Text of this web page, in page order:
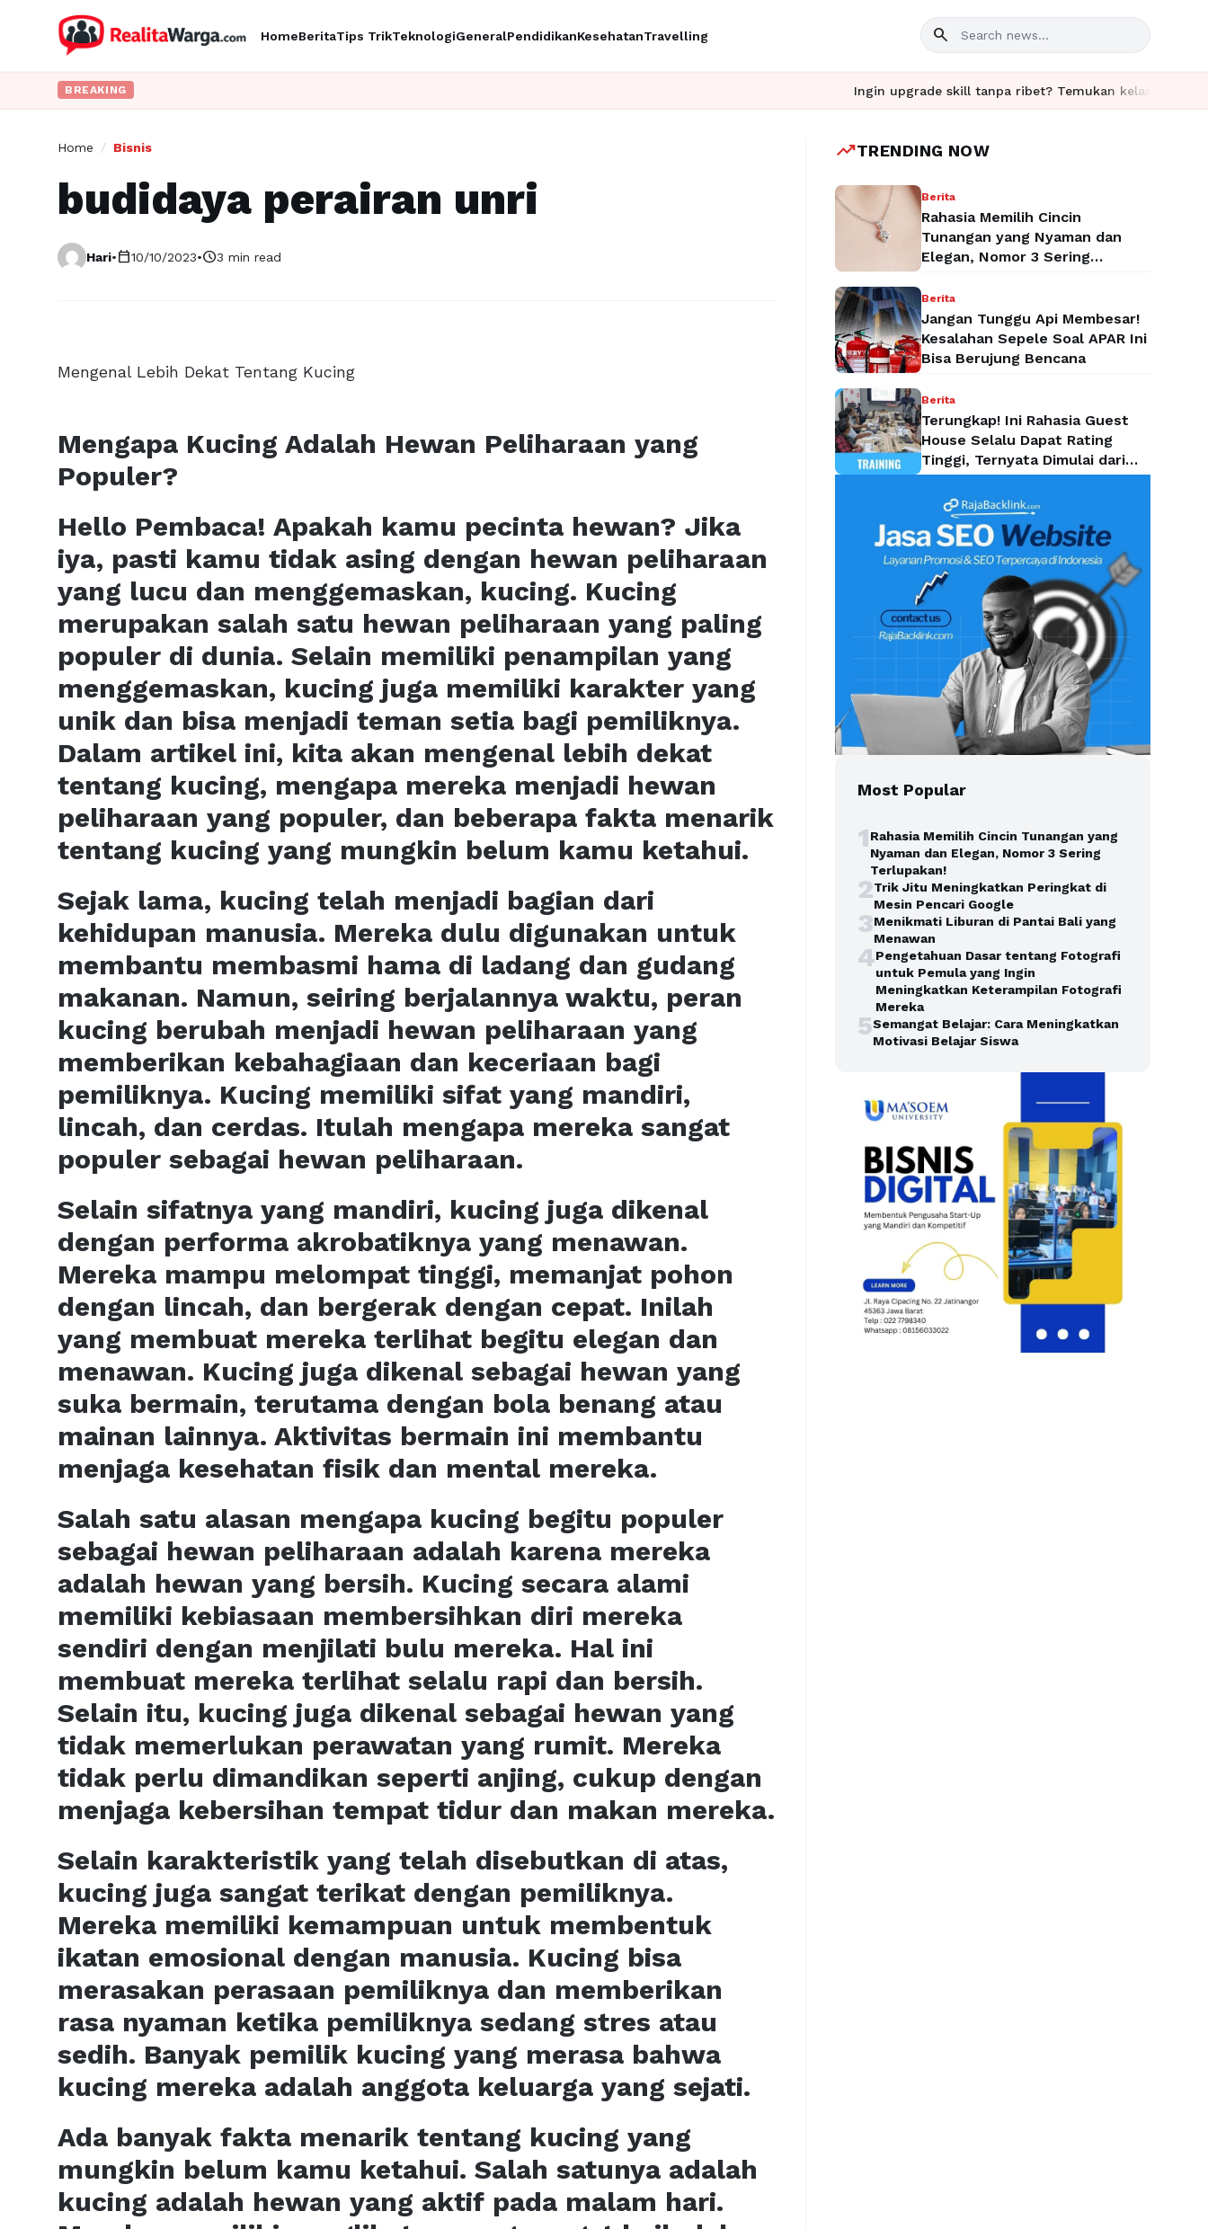
HomeBeritaTips TrikTeknologiGeneralPendidikanKesehatanTravelling search
BREAKING Ingin upgrade skill tanpa ribet? Temukan kelas seru dan materi
Home / Bisnis
budidaya perairan unri
Hari•calendar_today10/10/2023•schedule3 min read
Mengenal Lebih Dekat Tentang Kucing
Mengapa Kucing Adalah Hewan Peliharaan yang
Populer?
Hello Pembaca! Apakah kamu pecinta hewan? Jika
iya, pasti kamu tidak asing dengan hewan peliharaan
yang lucu dan menggemaskan, kucing. Kucing
merupakan salah satu hewan peliharaan yang paling
populer di dunia. Selain memiliki penampilan yang
menggemaskan, kucing juga memiliki karakter yang
unik dan bisa menjadi teman setia bagi pemiliknya.
Dalam artikel ini, kita akan mengenal lebih dekat
tentang kucing, mengapa mereka menjadi hewan
peliharaan yang populer, dan beberapa fakta menarik
tentang kucing yang mungkin belum kamu ketahui.
Sejak lama, kucing telah menjadi bagian dari
kehidupan manusia. Mereka dulu digunakan untuk
membantu membasmi hama di ladang dan gudang
makanan. Namun, seiring berjalannya waktu, peran
kucing berubah menjadi hewan peliharaan yang
memberikan kebahagiaan dan keceriaan bagi
pemiliknya. Kucing memiliki sifat yang mandiri,
lincah, dan cerdas. Itulah mengapa mereka sangat
populer sebagai hewan peliharaan.
Selain sifatnya yang mandiri, kucing juga dikenal
dengan performa akrobatiknya yang menawan.
Mereka mampu melompat tinggi, memanjat pohon
dengan lincah, dan bergerak dengan cepat. Inilah
yang membuat mereka terlihat begitu elegan dan
menawan. Kucing juga dikenal sebagai hewan yang
suka bermain, terutama dengan bola benang atau
mainan lainnya. Aktivitas bermain ini membantu
menjaga kesehatan fisik dan mental mereka.
Salah satu alasan mengapa kucing begitu populer
sebagai hewan peliharaan adalah karena mereka
adalah hewan yang bersih. Kucing secara alami
memiliki kebiasaan membersihkan diri mereka
sendiri dengan menjilati bulu mereka. Hal ini
membuat mereka terlihat selalu rapi dan bersih.
Selain itu, kucing juga dikenal sebagai hewan yang
tidak memerlukan perawatan yang rumit. Mereka
tidak perlu dimandikan seperti anjing, cukup dengan
menjaga kebersihan tempat tidur dan makan mereka.
Selain karakteristik yang telah disebutkan di atas,
kucing juga sangat terikat dengan pemiliknya.
Mereka memiliki kemampuan untuk membentuk
ikatan emosional dengan manusia. Kucing bisa
merasakan perasaan pemiliknya dan memberikan
rasa nyaman ketika pemiliknya sedang stres atau
sedih. Banyak pemilik kucing yang merasa bahwa
kucing mereka adalah anggota keluarga yang sejati.
Ada banyak fakta menarik tentang kucing yang
mungkin belum kamu ketahui. Salah satunya adalah
kucing adalah hewan yang aktif pada malam hari.
trending_upTRENDING NOW
Berita
Rahasia Memilih Cincin
Tunangan yang Nyaman dan
Elegan, Nomor 3 Sering
Berita
Jangan Tunggu Api Membesar!
Kesalahan Sepele Soal APAR Ini
Bisa Berujung Bencana
Berita
Terungkap! Ini Rahasia Guest
House Selalu Dapat Rating
Tinggi, Ternyata Dimulai dari
Housekeeping
Most Popular
1Rahasia Memilih Cincin Tunangan yang
Nyaman dan Elegan, Nomor 3 Sering
Terlupakan!
2Trik Jitu Meningkatkan Peringkat di
Mesin Pencari Google
3Menikmati Liburan di Pantai Bali yang
Menawan
4Pengetahuan Dasar tentang Fotografi
untuk Pemula yang Ingin
Meningkatkan Keterampilan Fotografi
Mereka
5Semangat Belajar: Cara Meningkatkan
Motivasi Belajar Siswa